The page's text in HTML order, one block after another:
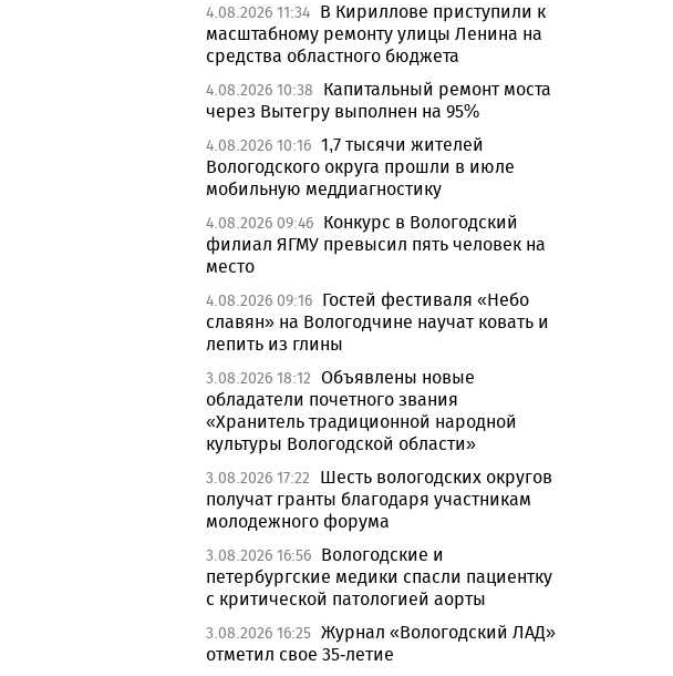
4.08.2026 11:34 В Кириллове приступили к
масштабному ремонту улицы Ленина на
средства областного бюджета
4.08.2026 10:38
Капитальный ремонт моста
через Вытегру выполнен на 95%
4.08.2026 10:16 1,7 тысячи жителей
Вологодского округа прошли в июле
мобильную меддиагностику
4.08.2026 09:46 Конкурс в Вологодский
филиал ЯГМУ превысил пять человек на
место
4.08.2026 09:16 Гостей фестиваля «Небо
славян» на Вологодчине научат ковать и
лепить из глины
3.08.2026 18:12 Объявлены новые
обладатели почетного звания
«Хранитель традиционной народной
культуры Вологодской области»
3.08.2026 17:22
Шесть вологодских округов
получат гранты благодаря участникам
молодежного форума
3.08.2026 16:56 Вологодские и
петербургские медики спасли пациентку
с критической патологией аорты
3.08.2026 16:25 Журнал «Вологодский ЛАД»
отметил свое 35-летие